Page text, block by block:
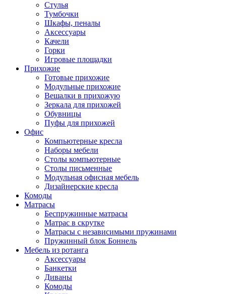
Стулья
Тумбочки
Шкафы, пеналы
Аксессуары
Качели
Горки
Игровые площадки
Прихожие
Готовые прихожие
Модульные прихожие
Вешалки в прихожую
Зеркала для прихожей
Обувницы
Пуфы для прихожей
Офис
Компьютерные кресла
Наборы мебели
Столы компьютерные
Столы письменные
Модульная офисная мебель
Дизайнерские кресла
Комоды
Матрасы
Беспружинные матрасы
Матрас в скрутке
Матрасы с независимыми пружинами
Пружинный блок Боннель
Мебель из ротанга
Аксессуары
Банкетки
Диваны
Комоды